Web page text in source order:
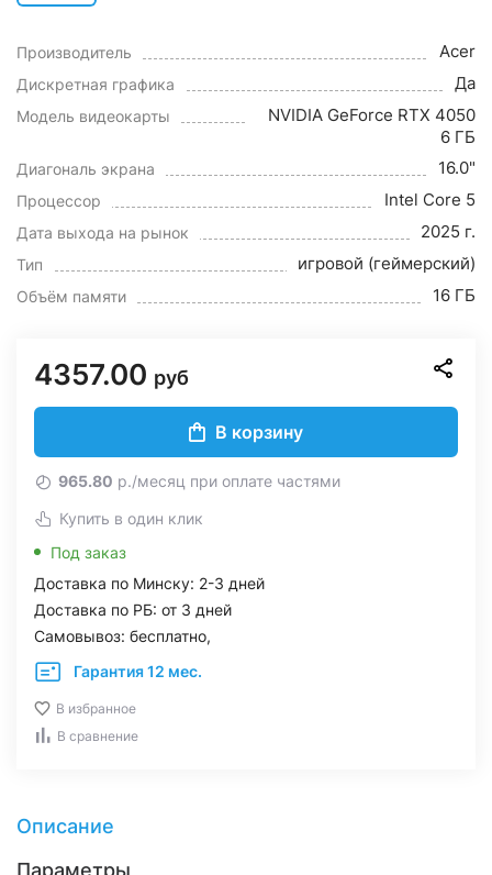
Производитель Acer
Дискретная графика Да
Модель видеокарты
NVIDIA GeForce RTX 4050
6 ГБ
Диагональ экрана 16.0"
Процессор Intel Core 5
Дата выхода на рынок 2025 г.
Тип игровой (геймерский)
Объём памяти 16 ГБ
4357.00 руб
В корзину
965.80 р./месяц при оплате частями
Купить в один клик
Под заказ
Доставка по Минску: 2-3 дней
Доставка по РБ: от 3 дней
Самовывоз: бесплатно,
Гарантия 12 мес.
В избранное
В сравнение
Описание
Параметры